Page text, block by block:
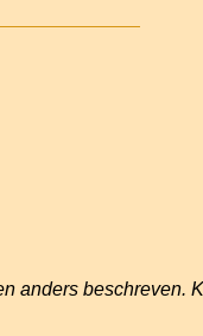
anders beschreven.